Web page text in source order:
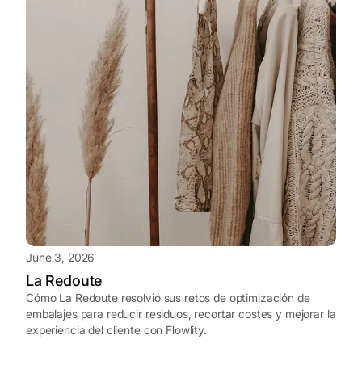
June 3, 2026
La Redoute
Cómo La Redoute resolvió sus retos de optimización de
embalajes para reducir residuos, recortar costes y mejorar la
experiencia del cliente con Flowlity.